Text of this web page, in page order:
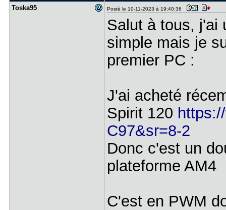
Toska95 Posté le 10-11-2023 à 19:40:36
Salut à tous, j'ai
simple mais je
premier PC :
J'ai acheté
Spirit 120
C97&sr=8-2
Donc c'est un
plateforme AM4
C'est en PWM